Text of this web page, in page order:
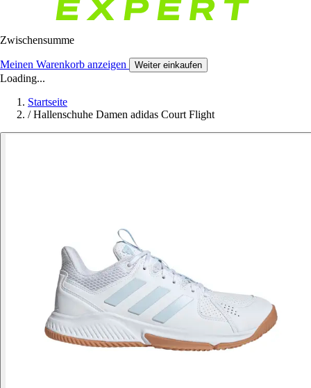
Zwischensumme
Meinen Warenkorb anzeigen Weiter einkaufen
Loading...
Startseite
/ Hallenschuhe Damen adidas Court Flight